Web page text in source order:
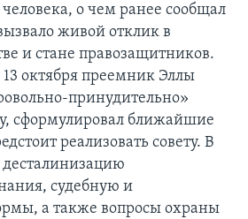
о чем ранее сообщал
живой отклик в
и стане правозащитников.
октября преемник Эллы
принудительно»
сформулировал ближайшие
реализовать совету. В
десталинизацию
судебную и
а также вопросы охраны